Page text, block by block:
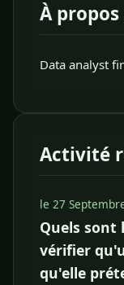
À
Data analyst
Activité
le 27
Quels sont
vérifier
qu'elle